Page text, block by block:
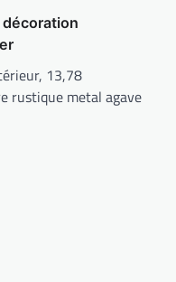
décoration
13,78
rustique metal agave